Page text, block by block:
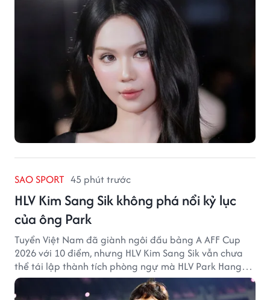
SAO SPORT 45 phút trước
HLV Kim Sang Sik không phá nổi kỷ lục
của ông Park
Tuyển Việt Nam đã giành ngôi đầu bảng A AFF Cup
2026 với 10 điểm, nhưng HLV Kim Sang Sik vẫn chưa
thể tái lập thành tích phòng ngự mà HLV Park Hang
Seo từng tạo ra.